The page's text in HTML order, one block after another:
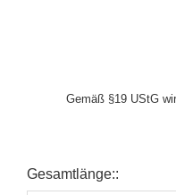
Gemäß §19 UStG
Gesamtlänge::